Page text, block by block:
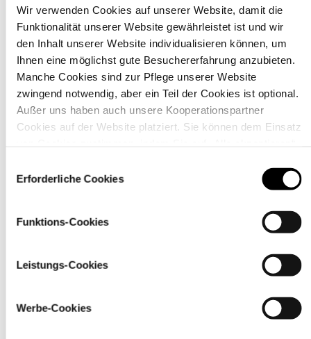
Wir verwenden Cookies auf unserer Website, damit die
Funktionalität unserer Website gewährleistet ist und wir
den Inhalt unserer Website individualisieren können, um
Ihnen eine möglichst gute Besuchererfahrung anzubieten.
Manche Cookies sind zur Pflege unserer Website
zwingend notwendig, aber ein Teil der Cookies ist optional.
Außer uns haben auch unsere Kooperationspartner
Cookies auf der Website platziert. Sie können dem Einsatz
über den Link „Cookie-Einstellungen
Erforderliche Cookies
Funktions-Cookies
Leistungs-Cookies
Werbe-Cookies
Material